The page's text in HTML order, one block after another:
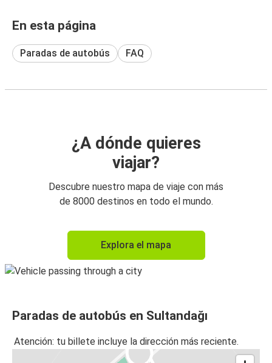
En esta página
Paradas de autobús FAQ
¿A dónde quieres
viajar?
Descubre nuestro mapa de viaje con más
de 8000 destinos en todo el mundo.
Explora el mapa
Paradas de autobús en Sultandağı
Atención: tu billete incluye la dirección más reciente.